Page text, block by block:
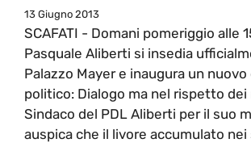
13 Giugno 2013
SCAFATI - Domani pomeriggio alle
Pasquale Aliberti si insedia
Palazzo Mayer e inaugura un nuovo
politico: Dialogo ma nel rispetto dei
Sindaco del PDL Aliberti per il suo
auspica che il livore accumulato nei